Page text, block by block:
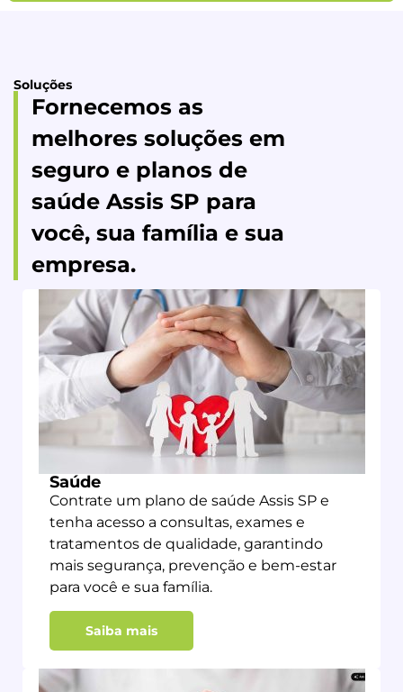
Soluções
Fornecemos as
melhores soluções em
seguro e planos de
saúde Assis SP para
você, sua família e sua
empresa.
Saúde
Contrate um plano de saúde Assis SP e
tenha acesso a consultas, exames e
tratamentos de qualidade, garantindo
mais segurança, prevenção e bem-estar
para você e sua família.
Saiba mais